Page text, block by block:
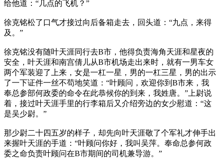
给他道：“几点的飞机？”
徐克铭松了口气才接过向后备箱走去，回头道：“九点，来得
及。”
徐克铭没有随叶天涯同行去B市，他得负责海角天涯和星夜的
安全，叶天涯和南宫倩儿从B市机场走出来时，就有一男车女
两个军装迎了上来，女是一杠一星，男的一杠三星，男的出示
了一下证件一丝不苟地笑道：“叶顾问，欢迎你到B市来，我
奉总参部何政委的命令在此恭候你的到来，我姓唐。”上尉说
着，接过叶天涯手里的行李箱后又介绍旁边的女少慰道：“这
是吴少尉。”
那少尉二十四五岁的样子，却先向叶天涯敬了个军礼才伸手出
来握叶天涯的手道：“叶顾问你好，我叫吴萍。奉命总参何政
委之命负责叶顾问在B市期间的司机兼导游。”